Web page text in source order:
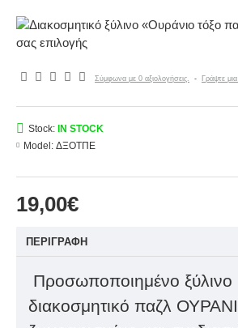
Σύμφωνα με 0 αξιολογήσεις. - Γράψτε
19,00€
Stock: IN STOCK
Model: ΔΞΟΤΠΕ
ΠΕΡΙΓΡΑΦΉ
Προσωποποιημένο ξύλινο
διακοσμητικό παζλ